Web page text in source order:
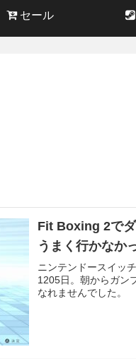
セール
Fit Boxing 2で
うまく行かなか
ニンテンドースイッ
1205日。朝からガン
なれませんでした。